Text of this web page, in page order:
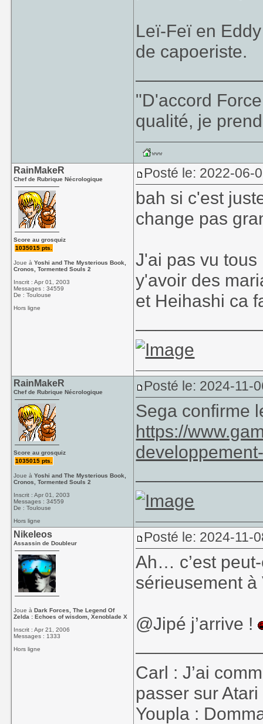
Leï-Feï en
de capoeriste.
"D'accord
qualité, je
RainMakeR
Chef de Rubrique Nécrologique
Score au grosquiz
1035015 pts.
Joue àYoshi and The Mysterious Book,
Cronos, Tormented Souls 2
Inscrit : Apr 01, 2003
Messages : 34559
De : Toulouse
Hors ligne
Posté le: 2022-06-
bah si c'est
change pas
J'ai pas vu
y'avoir des
et Heihashi ca
RainMakeR
Chef de Rubrique Nécrologique
Score au grosquiz
1035015 pts.
Joue àYoshi and The Mysterious Book,
Cronos, Tormented Souls 2
Inscrit : Apr 01, 2003
Messages : 34559
De : Toulouse
Hors ligne
Posté le: 2024-11-
Sega confirme
https://
Nikeleos
Assassin de Doubleur
Joue àDark Forces, The Legend Of
Zelda : Echoes of wisdom, Xenoblade X
Inscrit : Apr 21, 2006
Messages : 1333
Hors ligne
Posté le: 2024-11-
Ah… c’est
sérieusement à
@Jipé j’arrive !
Carl : J’ai
passer sur Atari
Youpla :